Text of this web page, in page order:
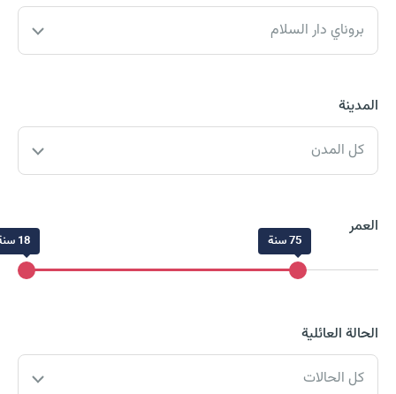
بروناي دار السلام
المدينة
كل المدن
العمر
18 سنة 75 سنة
الحالة العائلية
كل الحالات